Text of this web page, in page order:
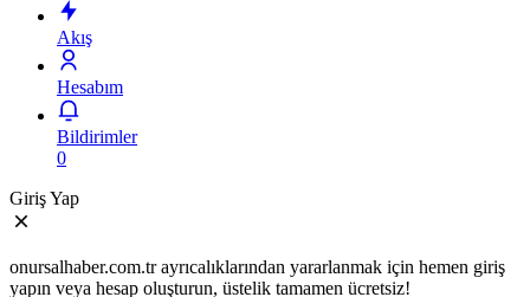
Akış
Hesabım
Bildirimler
0
Giriş Yap
onursalhaber.com.tr ayrıcalıklarından yararlanmak için hemen giriş
yapın veya hesap oluşturun, üstelik tamamen ücretsiz!